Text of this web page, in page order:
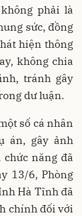
phải là
sức, đồng
hiện thông
không chia
tránh gây
dư luận.
số cá nhân
án, gây ảnh
năng đã
13/6, Phòng
Hà Tĩnh đã
chính đối với